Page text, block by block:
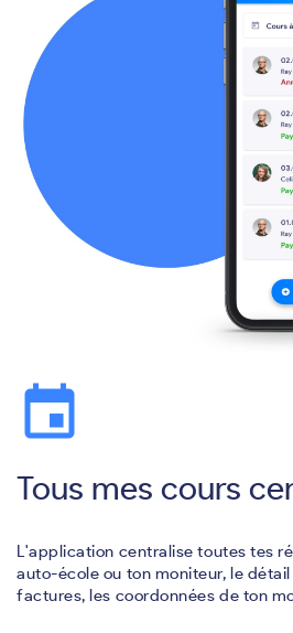
event
Tous mes cours
L'application centralise toutes tes
auto-école ou ton moniteur, le
factures, les coordonnées de ton